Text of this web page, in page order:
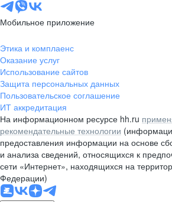
Мобильное приложение
Этика и комплаенс
Оказание услуг
Использование сайтов
Защита персональных данных
Пользовательское соглашение
ИТ аккредитация
На информационном ресурсе hh.ru
рекомендательные технологии
предоставления информации на основе
и анализа сведений, относящихся к
сети «Интернет», находящихся на
Федерации)